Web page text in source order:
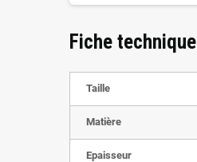
Fiche technique
Taille
Matière
Epaisseur